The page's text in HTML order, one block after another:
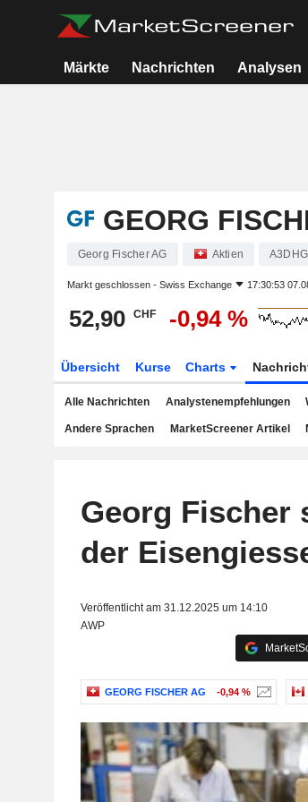
Märkte Nachrichten Analysen
GEORG
Georg Fischer AG Aktien
Markt geschlossen - Swiss Exchange 17:30:53
52,90 CHF -0,94 %
Übersicht Kurse Charts
Alle Nachrichten Analystenempfehlungen
Andere Sprachen MarketScreener Artikel
Georg Fischer
der
Veröffentlicht am 31.12.2025 um 14:10
AWP
GEORG FISCHER AG -0,94 %